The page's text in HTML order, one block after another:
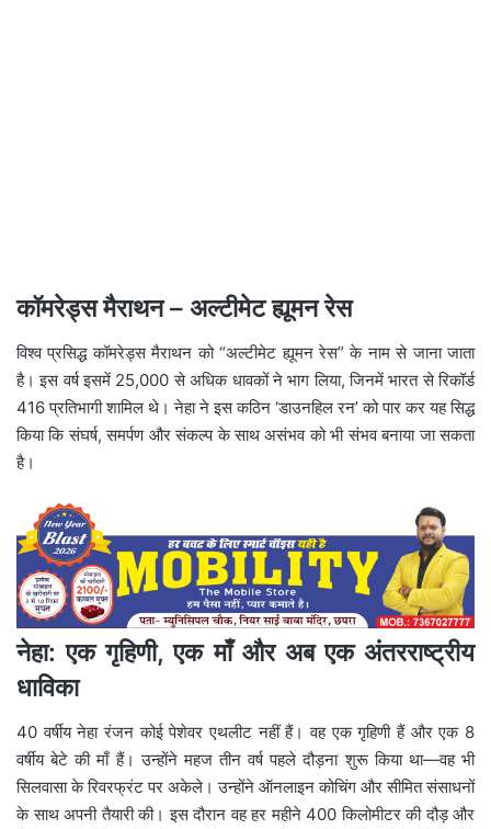
कॉमरेड्स मैराथन – अल्टीमेट ह्यूमन रेस
विश्व प्रसिद्ध कॉमरेड्स मैराथन को “अल्टीमेट ह्यूमन रेस” के नाम से जाना जाता
है। इस वर्ष इसमें 25,000 से अधिक धावकों ने भाग लिया, जिनमें भारत से रिकॉर्ड
416 प्रतिभागी शामिल थे। नेहा ने इस कठिन ‘डाउनहिल रन’ को पार कर यह सिद्ध
किया कि संघर्ष, समर्पण और संकल्प के साथ असंभव को भी संभव बनाया जा सकता
है।
नेहा: एक गृहिणी, एक माँ और अब एक अंतरराष्ट्रीय
धाविका
40 वर्षीय नेहा रंजन कोई पेशेवर एथलीट नहीं हैं। वह एक गृहिणी हैं और एक 8
वर्षीय बेटे की माँ हैं। उन्होंने महज तीन वर्ष पहले दौड़ना शुरू किया था—वह भी
सिलवासा के रिवरफ्रंट पर अकेले। उन्होंने ऑनलाइन कोचिंग और सीमित संसाधनों
के साथ अपनी तैयारी की। इस दौरान वह हर महीने 400 किलोमीटर की दौड़ और